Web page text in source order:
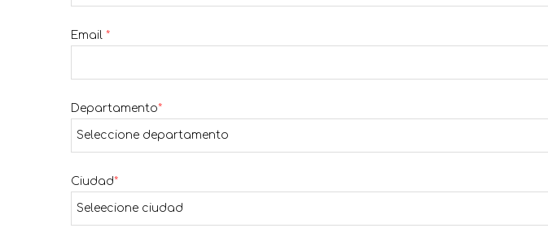
Email *
Departamento*
Ciudad*